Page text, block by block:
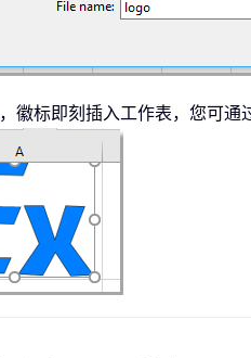
，徽标即刻插入工作表，您可通